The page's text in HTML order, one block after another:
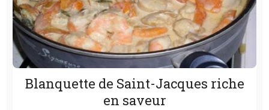
Blanquette de Saint-Jacques riche
en saveur